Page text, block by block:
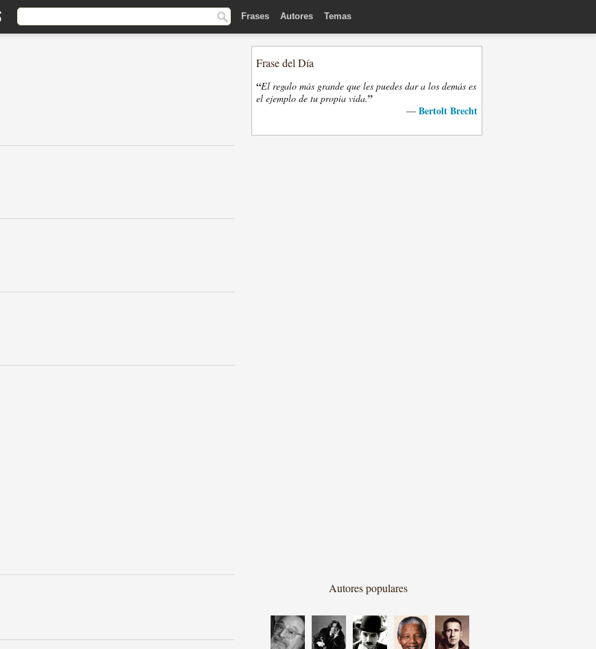
Frases Autores Temas
Frase del Día
“El regalo más grande que les puedes dar a los demás es
el ejemplo de tu propia vida.”
— Bertolt Brecht
Autores populares